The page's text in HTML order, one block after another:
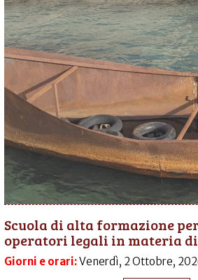
Scuola di alta formazione
operatori legali in materia di
Giorni e orari:Venerdì, 2 Ottobre,